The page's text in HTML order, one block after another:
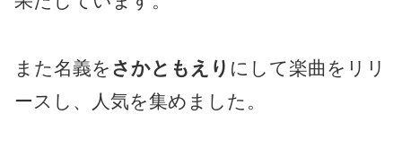
また名義を さかともえり にして楽曲をリリ
ースし、人気を集めました。